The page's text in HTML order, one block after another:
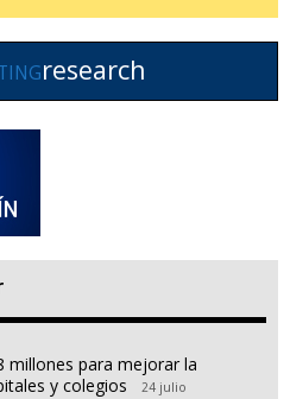
research
millones para mejorar la
y colegios
24 julio